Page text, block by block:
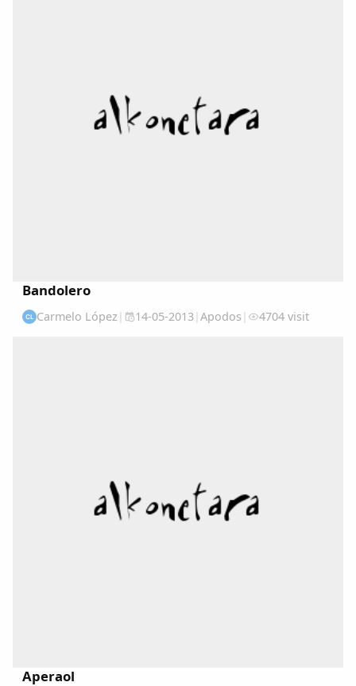
Bandolero
CL Carmelo López | 14-05-2013| Apodos | 4704 visit
Aperaol